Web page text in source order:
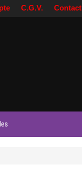
C.G.V. Contact